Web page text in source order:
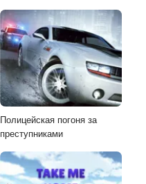
Полицейская погоня за
преступниками